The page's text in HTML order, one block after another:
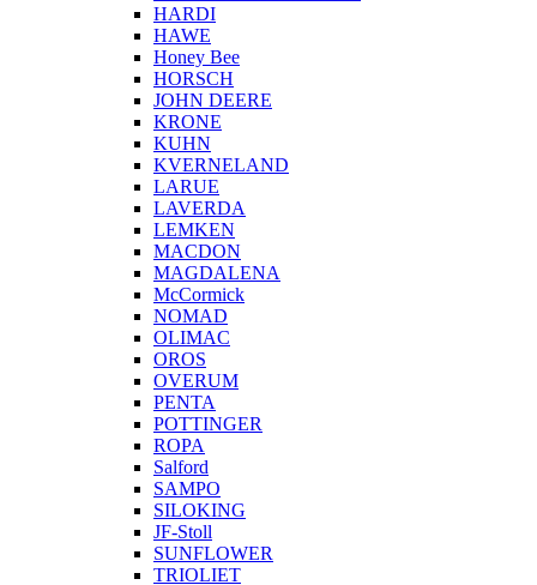
HARDI
HAWE
Honey Bee
HORSCH
JOHN DEERE
KRONE
KUHN
KVERNELAND
LARUE
LAVERDA
LEMKEN
MACDON
MAGDALENA
McCormick
NOMAD
OLIMAC
OROS
OVERUM
PENTA
POTTINGER
ROPA
Salford
SAMPO
SILOKING
JF-Stoll
SUNFLOWER
TRIOLIET